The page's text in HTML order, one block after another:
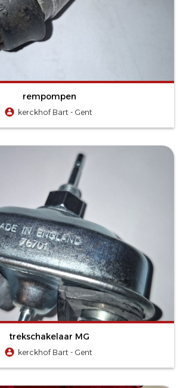
rempompen
kerckhof Bart - Gent
trekschakelaar MG
kerckhof Bart - Gent